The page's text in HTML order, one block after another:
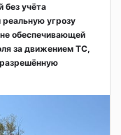
без учёта
угрозу
обеспечивающей
за движением ТС,